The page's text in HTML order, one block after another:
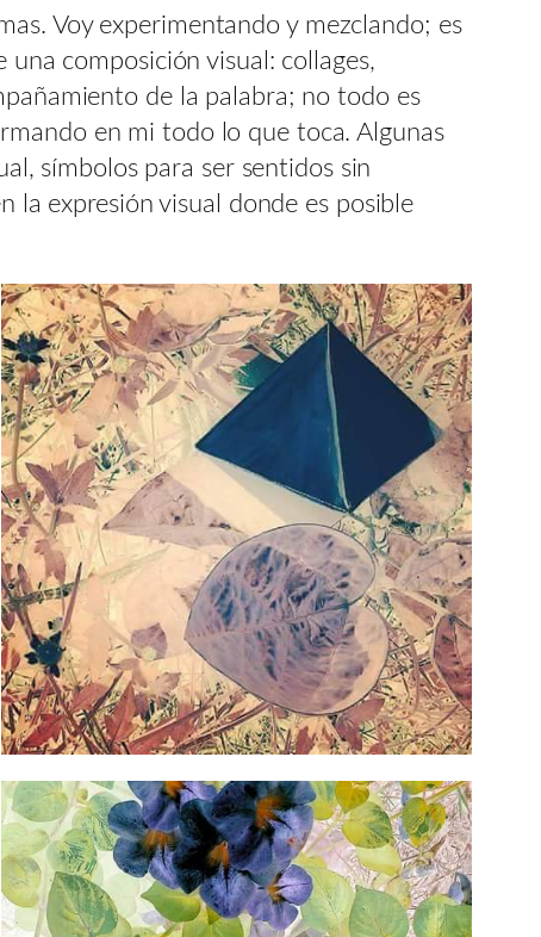
Voy experimentando y mezclando; es
composición visual: collages,
de la palabra; no todo es
en mi todo lo que toca. Algunas
símbolos para ser sentidos sin
la expresión visual donde es posible